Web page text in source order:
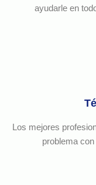
ayudarle en
Los mejores
problema